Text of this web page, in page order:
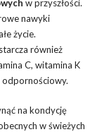
w przyszłości.
nawyki
życie.
również
C, witamina K
odpornościowy.
na kondycję
w świeżych